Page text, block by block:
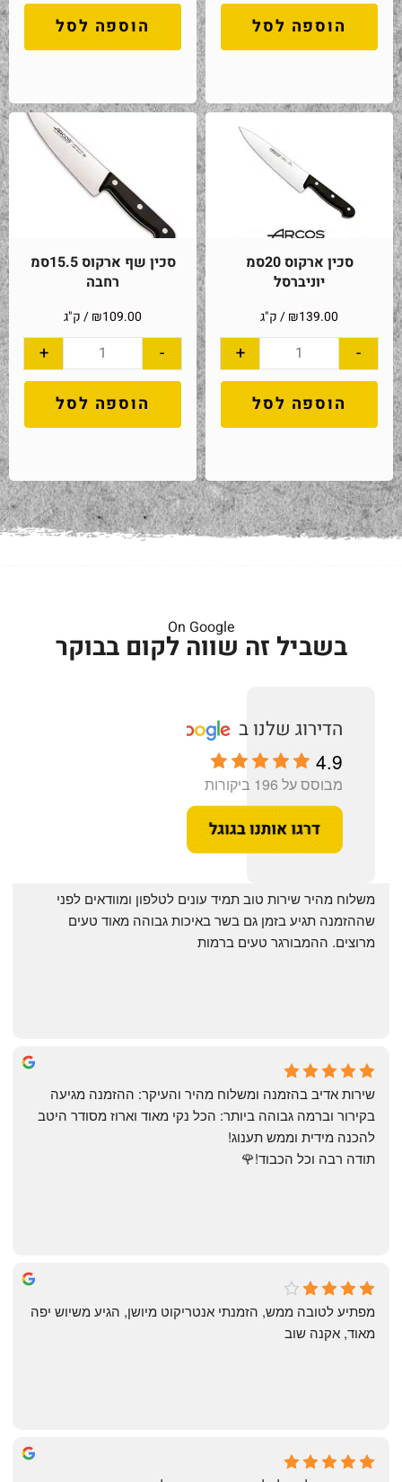
הוספה לסל הוספה לסל
סכין ארקוס 20סמ
יוניברסל
₪139.00 / ק"ג
-
+
הוספה לסל
סכין שף ארקוס 15.5סמ
רחבה
₪109.00 / ק"ג
-
+
הוספה לסל
On Google
בשביל זה שווה לקום בבוקר
4.9
מבוסס על 196 ביקורות
May Azulay
a month ago
מרוצים. ההמבורגר טעים ברמות
michal gottfried
4 months ago
להכנה מידית וממש תענוג!
תודה רבה וכל הכבוד!🌹
שי
4 months ago
מאוד, אקנה שוב